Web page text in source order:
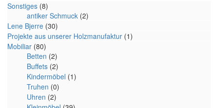
Sonstiges (8)
antiker Schmuck (2)
Lene Bjerre (30)
Projekte aus unserer Holzmanufaktur (1)
Mobiliar (80)
Betten (2)
Buffets (2)
Kindermöbel (1)
Truhen (0)
Uhren (2)